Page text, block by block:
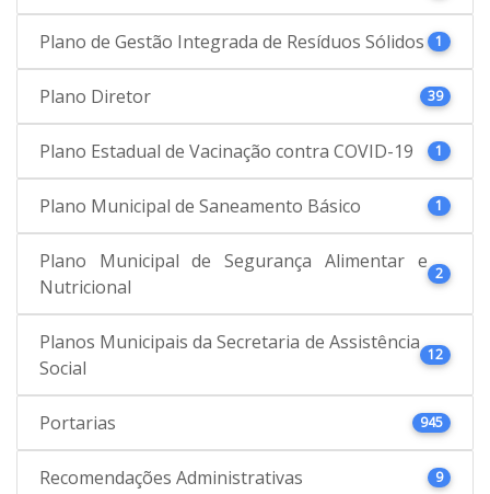
Plano de Gestão Integrada de Resíduos Sólidos 1
Plano Diretor 39
Plano Estadual de Vacinação contra COVID-19 1
Plano Municipal de Saneamento Básico 1
Plano Municipal de Segurança Alimentar e
Nutricional
2
Planos Municipais da Secretaria de Assistência
Social
12
Portarias 945
Recomendações Administrativas 9